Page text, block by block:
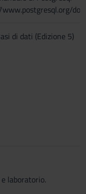
di dati (Edizione 5)
laboratorio.